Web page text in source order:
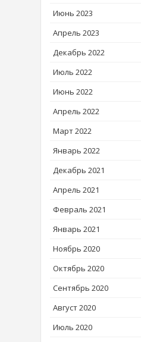
Июнь 2023
Апрель 2023
Декабрь 2022
Июль 2022
Июнь 2022
Апрель 2022
Март 2022
Январь 2022
Декабрь 2021
Апрель 2021
Февраль 2021
Январь 2021
Ноябрь 2020
Октябрь 2020
Сентябрь 2020
Август 2020
Июль 2020